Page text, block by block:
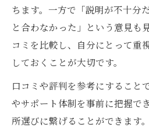
ちます。一方で「説明が不十分
と合わなかった」という意見も
コミを比較し、自分にとって重
しておくことが大切です。
口コミや評判を参考にすること
やサポート体制を事前に把握で
所選びに繋げることができます